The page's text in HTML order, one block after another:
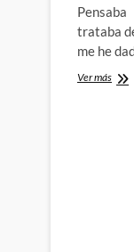
trataba
me he
Ver másAdios